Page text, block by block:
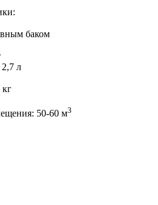
баком
л
кг
50-60 м3